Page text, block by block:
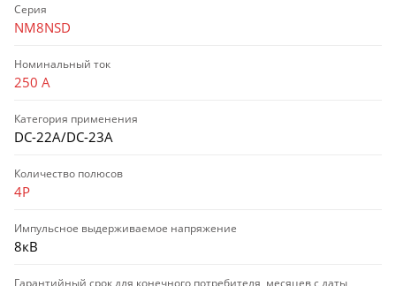
Серия
NM8NSD
Номинальный ток
250 А
Категория применения
DC-22A/DC-23A
Количество полюсов
4P
Импульсное выдерживаемое напряжение
8кВ
Гарантийный срок для конечного потребителя, месяцев с даты